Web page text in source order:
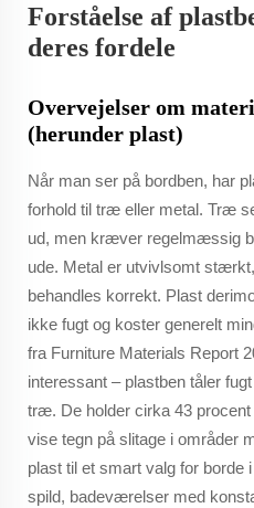
Forståelse af
deres fordele
Overvejelser om
(herunder plast)
Når man ser på bordben, har
forhold til træ eller metal. Træ
ud, men kræver regelmæssig
ude. Metal er utvivlsomt
behandles korrekt. Plast
ikke fugt og koster generelt
fra Furniture Materials Report
interessant – plastben tåler
træ. De holder cirka 43
vise tegn på slitage i områder
plast til et smart valg for
spild, badeværelser med